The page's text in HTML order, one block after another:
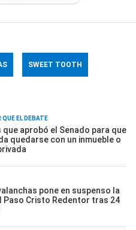
SWEET TOOTH
QUÉ EL DEBATE
aprobó el Senado para que
quedarse con un inmueble o
pone en suspenso la
Paso Cristo Redentor tras 24